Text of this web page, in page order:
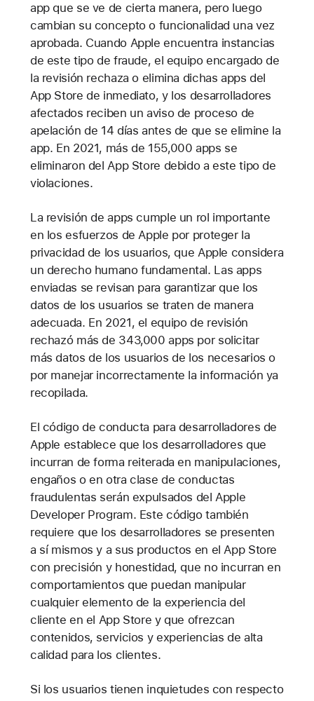
app que se ve de cierta manera, pero luego
cambian su concepto o funcionalidad una vez
aprobada. Cuando Apple encuentra instancias
de este tipo de fraude, el equipo encargado de
la revisión rechaza o elimina dichas apps del
App Store de inmediato, y los desarrolladores
afectados reciben un aviso de proceso de
apelación de 14 días antes de que se elimine la
app. En 2021, más de 155,000 apps se
eliminaron del App Store debido a este tipo de
violaciones.
La revisión de apps cumple un rol importante
en los esfuerzos de Apple por proteger la
privacidad de los usuarios, que Apple considera
un derecho humano fundamental. Las apps
enviadas se revisan para garantizar que los
datos de los usuarios se traten de manera
adecuada. En 2021, el equipo de revisión
rechazó más de 343,000 apps por solicitar
más datos de los usuarios de los necesarios o
por manejar incorrectamente la información ya
recopilada.
El código de conducta para desarrolladores de
Apple establece que los desarrolladores que
incurran de forma reiterada en manipulaciones,
engaños o en otra clase de conductas
fraudulentas serán expulsados del Apple
Developer Program. Este código también
requiere que los desarrolladores se presenten
a sí mismos y a sus productos en el App Store
con precisión y honestidad, que no incurran en
comportamientos que puedan manipular
cualquier elemento de la experiencia del
cliente en el App Store y que ofrezcan
contenidos, servicios y experiencias de alta
calidad para los clientes.
Si los usuarios tienen inquietudes con respecto